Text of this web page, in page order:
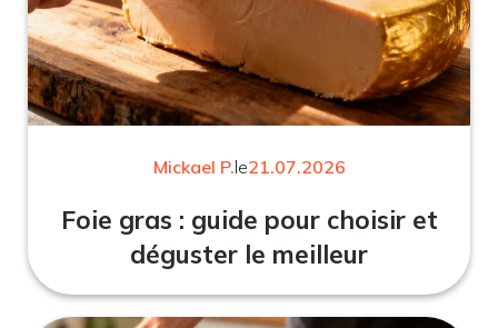
Mickael P.le21.07.2026
Foie gras : guide pour choisir et
déguster le meilleur